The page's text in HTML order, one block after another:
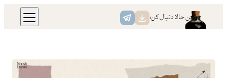
محتوا
همین حالا دنبال کن: